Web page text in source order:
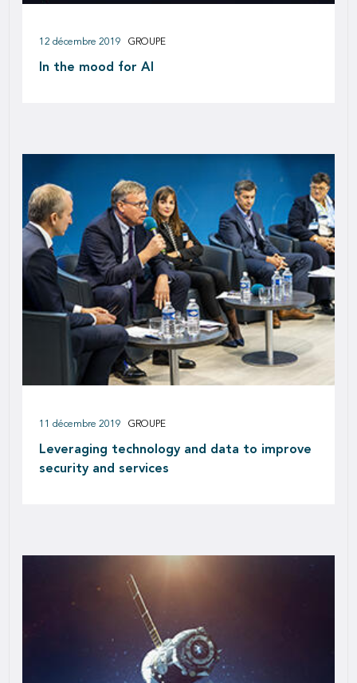
In the mood for AI
12 décembre 2019 GROUPE
Leveraging technology and data to improve
security and services
11 décembre 2019 GROUPE